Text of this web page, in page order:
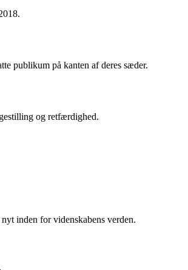
publikum på kanten af deres sæder.
og retfærdighed.
inden for videnskabens verden.